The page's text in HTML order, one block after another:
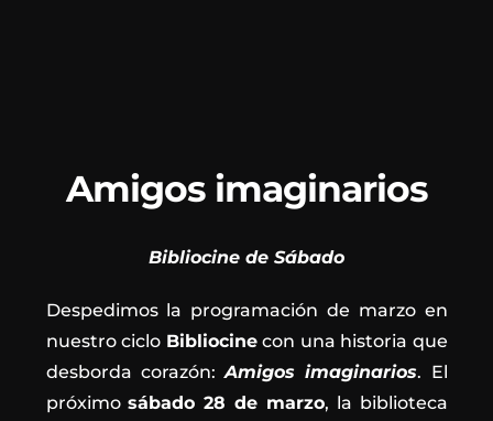
Amigos imaginarios
Bibliocine de Sábado
Despedimos la programación de marzo en
nuestro ciclo Bibliocinecon una historia que
desborda corazón:Amigos imaginarios. El
próximosábado 28 de marzo, la biblioteca